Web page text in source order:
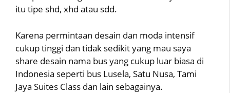
itu tipe shd, xhd atau sdd.
Karena permintaan desain dan moda intensif
cukup tinggi dan tidak sedikit yang mau saya
share desain nama bus yang cukup luar biasa di
Indonesia seperti bus Lusela, Satu Nusa, Tami
Jaya Suites Class dan lain sebagainya.